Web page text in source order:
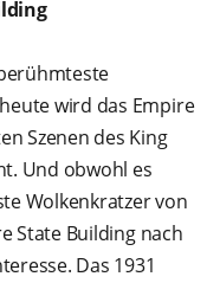
wird das Empire
Szenen des King
Und obwohl es
Wolkenkratzer von
State Building nach
Das 1931